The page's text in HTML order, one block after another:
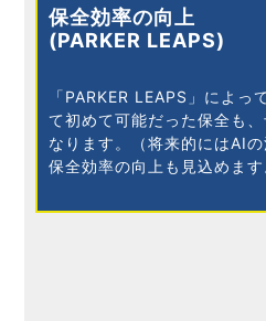
保全効率の向上
(PARKER LEAPS)
「PARKER LEAPS」によっ
て初めて可能だった保全も
なります。（将来的にはAI
保全効率の向上も見込めます